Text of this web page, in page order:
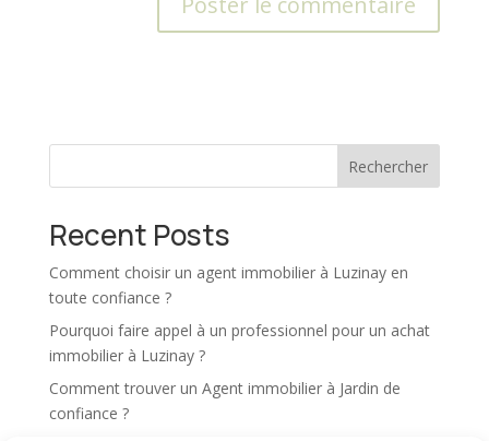
r
t
i
v
e
:
Rechercher
Recent Posts
Comment choisir un agent immobilier à Luzinay en
toute confiance ?
Pourquoi faire appel à un professionnel pour un achat
immobilier à Luzinay ?
Comment trouver un Agent immobilier à Jardin de
confiance ?